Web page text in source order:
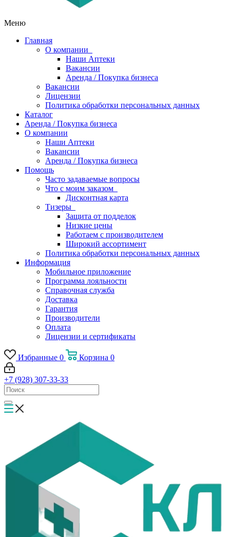
Меню
Главная
О компании
Наши Аптеки
Вакансии
Аренда / Покупка бизнеса
Вакансии
Лицензии
Политика обработки персональных данных
Каталог
Аренда / Покупка бизнеса
О компании
Наши Аптеки
Вакансии
Аренда / Покупка бизнеса
Помощь
Часто задаваемые вопросы
Что с моим заказом
Дисконтная карта
Тизеры
Защита от подделок
Низкие цены
Работаем с производителем
Широкий ассортимент
Политика обработки персональных данных
Информация
Мобильное приложение
Программа лояльности
Справочная служба
Доставка
Гарантия
Производители
Оплата
Лицензии и сертификаты
Избранные 0 Корзина 0
+7 (928) 307-33-33